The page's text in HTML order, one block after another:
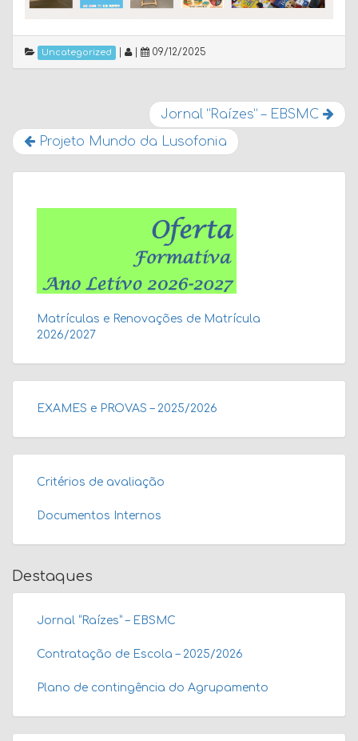
Uncategorized 09/12/2025
Jornal “Raízes” – EBSMC
Projeto Mundo da Lusofonia
Matrículas e Renovações de Matrícula
2026/2027
EXAMES e PROVAS – 2025/2026
Critérios de avaliação
Documentos Internos
Destaques
Jornal “Raízes” – EBSMC
Contratação de Escola – 2025/2026
Plano de contingência do Agrupamento